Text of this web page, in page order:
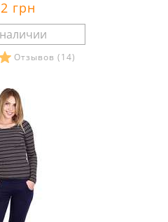
грн
Отзывов (14)